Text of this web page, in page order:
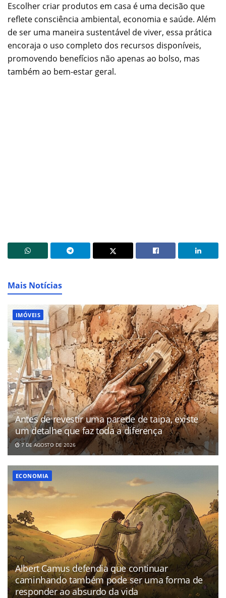
Escolher criar produtos em casa é uma decisão que
reflete consciência ambiental, economia e saúde. Além
de ser uma maneira sustentável de viver, essa prática
encoraja o uso completo dos recursos disponíveis,
promovendo benefícios não apenas ao bolso, mas
também ao bem-estar geral.
Mais Notícias
IMÓVEIS
Antes de revestir uma parede de taipa, existe
um detalhe que faz toda a diferença
7 DE AGOSTO DE 2026
ECONOMIA
Albert Camus defendia que continuar
caminhando também pode ser uma forma de
responder ao absurdo da vida